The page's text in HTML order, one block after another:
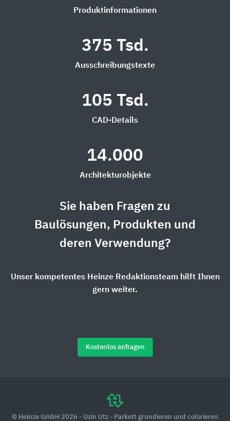
Produktinformationen
375 Tsd.
Ausschreibungstexte
105 Tsd.
CAD-Details
14.000
Architekturobjekte
Sie haben Fragen zu
Baulösungen, Produkten und
deren Verwendung?
Unser kompetentes Heinze Redaktionsteam hilft Ihnen
gern weiter.
Kostenlos anfragen
© Heinze GmbH 2026 - Uzin Utz - Parkett grundieren und colorieren